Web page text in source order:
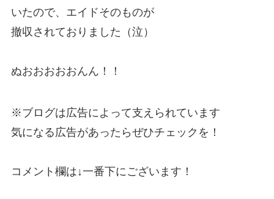
いたので、エイドそのものが
撤収されておりました（泣）
ぬおおおおおんん！！
※ブログは広告によって支えられています
気になる広告があったらぜひチェックを！
コメント欄は↓一番下にございます！